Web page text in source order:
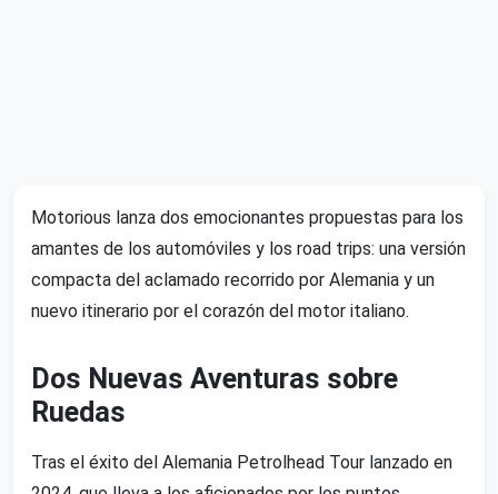
Motorious lanza dos emocionantes propuestas para los
amantes de los automóviles y los road trips: una versión
compacta del aclamado recorrido por Alemania y un
nuevo itinerario por el corazón del motor italiano.
Dos Nuevas Aventuras sobre
Ruedas
Tras el éxito del Alemania Petrolhead Tour lanzado en